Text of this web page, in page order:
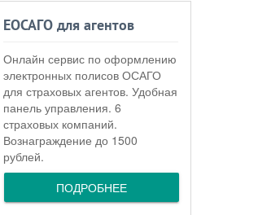
ЕОСАГО для агентов
Онлайн сервис по оформлению
электронных полисов ОСАГО
для страховых агентов. Удобная
панель управления. 6
страховых компаний.
Вознаграждение до 1500
рублей.
ПОДРОБНЕЕ